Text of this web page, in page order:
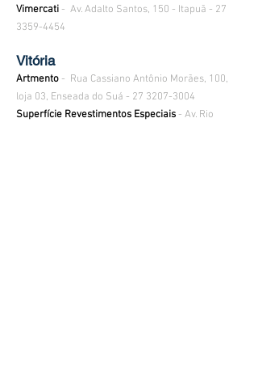
Vimercati - Av. Adalto Santos, 150 - Itapuã - 27
3359-4454
Vitória
Artmento - Rua Cassiano Antônio Morães, 100,
loja 03, Enseada do Suá - 27 3207-3004
Superfície Revestimentos Especiais - Av. Rio